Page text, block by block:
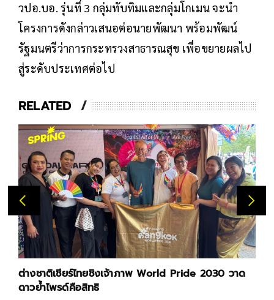
วปอ.บอ. รุ่นที่ 3 กลุ่มทับทิมและกลุ่มโกเมน จะนำ
โครงการดังกล่าวเสนอต่อนายพัฒนา พร้อมพัฒน์
รัฐมนตรีว่าการกระทรวงสาธารณสุข เพื่อขยายผลไป
สู่ระดับประเทศต่อไป
RELATED
ต่างชาติเชียร์ไทยชิงเจ้าภาพ World Pride 2030 วาด
ดาวย้ำไพรด์คือสิทธิ